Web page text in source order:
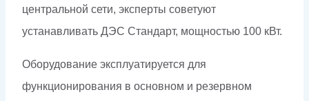
центральной сети, эксперты советуют
устанавливать ДЭС Стандарт, мощностью 100 кВт.
Оборудование эксплуатируется для
функционирования в основном и резервном